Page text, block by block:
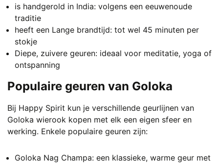
is handgerold in India: volgens een eeuwenoude
traditie
heeft een Lange brandtijd: tot wel 45 minuten per
stokje
Diepe, zuivere geuren: ideaal voor meditatie, yoga of
ontspanning
Populaire geuren van Goloka
Bij Happy Spirit kun je verschillende geurlijnen van
Goloka wierook kopen met elk een eigen sfeer en
werking. Enkele populaire geuren zijn:
Goloka Nag Champa: een klassieke, warme geur met